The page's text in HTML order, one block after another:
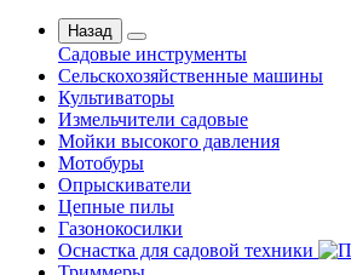
Назад
Садовые инструменты
Сельскохозяйственные машины
Культиваторы
Измельчители садовые
Мойки высокого давления
Мотобуры
Опрыскиватели
Цепные пилы
Газонокосилки
Оснастка для садовой техники